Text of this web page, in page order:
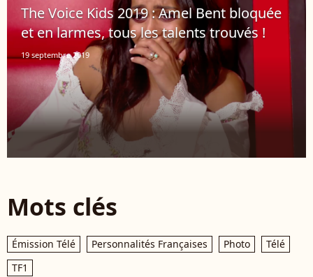
The Voice Kids 2019 : Amel Bent bloquée
et en larmes, tous les talents trouvés !
19 septembre 2019
Mots clés
Émission Télé Personnalités Françaises Photo
Télé
TF1